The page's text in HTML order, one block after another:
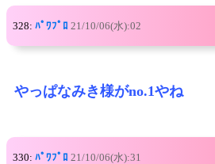
328: ﾊﾟﾜﾌﾟﾛ 21/10/06(水):02
やっぱなみき様がno.1やね
330: ﾊﾟﾜﾌﾟﾛ 21/10/06(水):31